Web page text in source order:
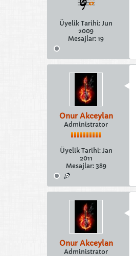
Üyelik Tarihi: Jun
2009
Mesajlar: 19
Onur Akceylan
Administrator
Üyelik Tarihi: Jan
2011
Mesajlar: 389
Onur Akceylan
Administrator